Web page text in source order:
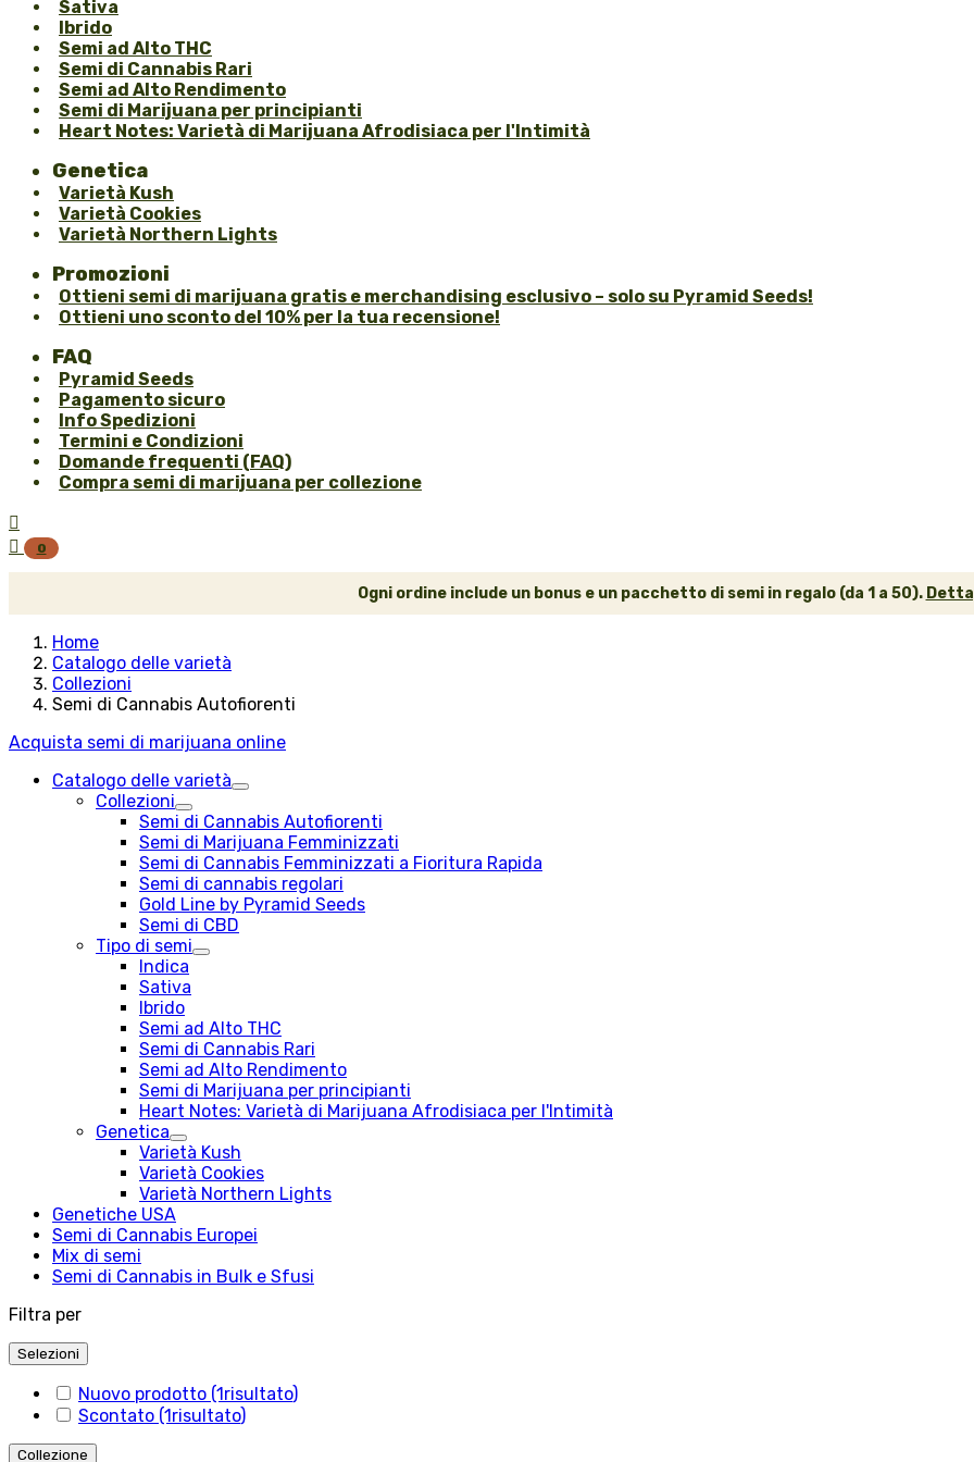
Sativa
Ibrido
Semi ad Alto THC
Semi di Cannabis Rari
Semi ad Alto Rendimento
Semi di Marijuana per principianti
Heart Notes: Varietà di Marijuana Afrodisiaca per l'Intimità
Genetica
Varietà Kush
Varietà Cookies
Varietà Northern Lights
Promozioni
Ottieni semi di marijuana gratis e merchandising esclusivo – solo su Pyramid Seeds!
Ottieni uno sconto del 10% per la tua recensione!
FAQ
Pyramid Seeds
Pagamento sicuro
Info Spedizioni
Termini e Condizioni
Domande frequenti (FAQ)
Compra semi di marijuana per collezione


0
Ogni ordine include un bonus e un pacchetto di semi in regalo (da 1 a 50).
Home
Catalogo delle varietà
Collezioni
Semi di Cannabis Autofiorenti
Acquista semi di marijuana online
Catalogo delle varietà
Collezioni
Semi di Cannabis Autofiorenti
Semi di Marijuana Femminizzati
Semi di Cannabis Femminizzati a Fioritura Rapida
Semi di cannabis regolari
Gold Line by Pyramid Seeds
Semi di CBD
Tipo di semi
Indica
Sativa
Ibrido
Semi ad Alto THC
Semi di Cannabis Rari
Semi ad Alto Rendimento
Semi di Marijuana per principianti
Heart Notes: Varietà di Marijuana Afrodisiaca per l'Intimità
Genetica
Varietà Kush
Varietà Cookies
Varietà Northern Lights
Genetiche USA
Semi di Cannabis Europei
Mix di semi
Semi di Cannabis in Bulk e Sfusi
Filtra per
Selezioni
Nuovo prodotto (1risultato)
Scontato (1risultato)
Collezione